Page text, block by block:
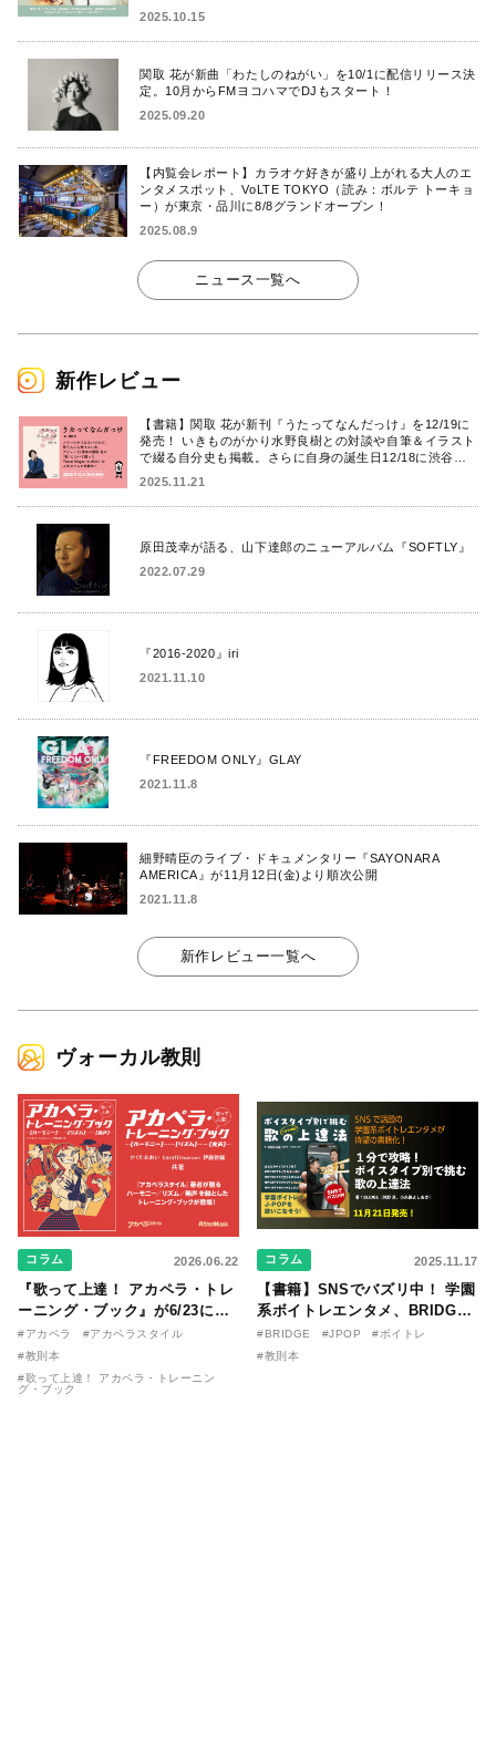
2025.10.15
関取 花が新曲「わたしのねがい」を10/1に配信リリース決
定。10月からFMヨコハマでDJもスタート！
2025.09.20
【内覧会レポート】カラオケ好きが盛り上がれる大人のエ
ンタメスポット、VoLTE TOKYO（読み：ボルテ トーキョ
ー）が東京・品川に8/8グランドオープン！
2025.08.9
ニュース一覧へ
新作レビュー
【書籍】関取 花が新刊『うたってなんだっけ』を12/19に
発売！ いきものがかり水野良樹との対談や自筆＆イラスト
で綴る自分史も掲載。さらに自身の誕生日12/18に渋谷で
2025.11.21
原田茂幸が語る、山下達郎のニューアルバム『SOFTLY』
2022.07.29
『2016-2020』iri
2021.11.10
『FREEDOM ONLY』GLAY
2021.11.8
細野晴臣のライブ・ドキュメンタリー『SAYONARA
AMERICA』が11月12日(金)より順次公開
2021.11.8
新作レビュー一覧へ
ヴォーカル教則
コラム 2026.06.22
『歌って上達！ アカペラ・トレ
ーニング・ブック』が6/23に発
売！ 課題曲音源・音取り用アプ
リを公開。
#アカペラ
#アカペラスタイル
#教則本
#歌って上達！ アカペラ・トレーニン
グ・ブック
コラム 2025.11.17
【書籍】SNSでバズリ中！ 学園
系ボイトレエンタメ、BRIDGE
が届ける教則本『１分で攻略！
ボイスタイプ別で挑む歌の上達
#BRIDGE #JPOP
#ボイトレ
#教則本